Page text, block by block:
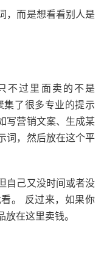
，而是想看看别人是
不过里面卖的不是
了很多专业的提示
写营销文案、生成某
词，然后放在这个平
自己又没时间或者没
。 反过来，如果你
在这里卖钱。